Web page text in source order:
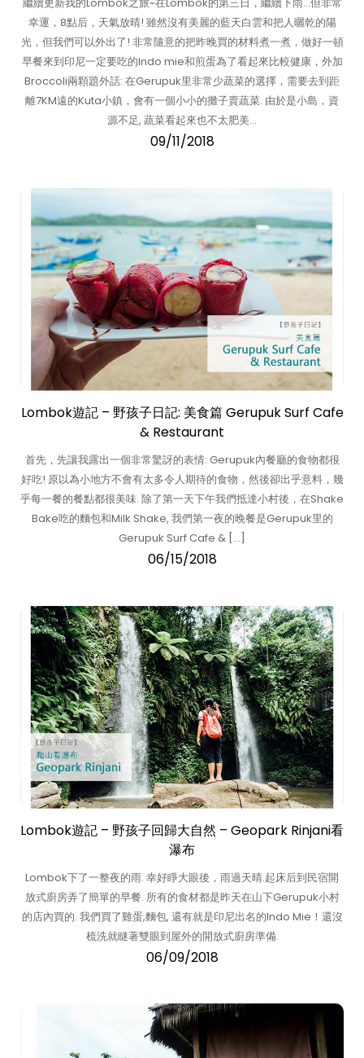
幸運，8點后，天氣放晴! 雖然沒有美麗的藍天白雲和把人曬乾的陽
光，但我們可以外出了! 非常隨意的把昨晚買的材料煮一煮，做好一頓
早餐來到印尼一定要吃的Indo mie和煎蛋為了看起來比較健康，外加
Broccoli兩顆題外話: 在Gerupuk里非常少蔬菜的選擇，需要去到距
離7KM遠的Kuta小鎮，會有一個小小的攤子賣蔬菜. 由於是小島，資
源不足, 蔬菜看起來也不太肥美…
09/11/2018
Lombok遊記 – 野孩子日記: 美食篇 Gerupuk Surf Cafe
& Restaurant
首先，先讓我露出一個非常驚訝的表情: Gerupuk內餐廳的食物都很
好吃! 原以為小地方不會有太多令人期待的食物，然後卻出乎意料，幾
乎每一餐的餐點都很美味. 除了第一天下午我們抵達小村後，在Shake
Bake吃的麵包和Milk Shake, 我們第一夜的晚餐是Gerupuk里的
Gerupuk Surf Cafe & […]
06/15/2018
Lombok遊記 – 野孩子回歸大自然 – Geopark Rinjani看
瀑布
Lombok下了一整夜的雨. 幸好睜大眼後，雨過天晴.起床后到民宿開
放式廚房弄了簡單的早餐. 所有的食材都是昨天在山下Gerupuk小村
的店內買的. 我們買了雞蛋,麵包, 還有就是印尼出名的Indo Mie！還沒
梳洗就瞇著雙眼到屋外的開放式廚房準備.
06/09/2018